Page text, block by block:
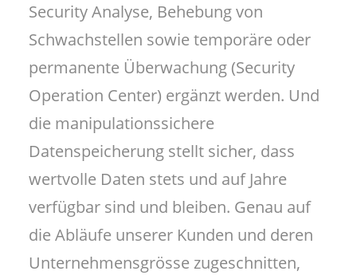
Security Analyse, Behebung von
Schwachstellen sowie temporäre oder
permanente Überwachung (Security
Operation Center) ergänzt werden. Und
die manipulationssichere
Datenspeicherung stellt sicher, dass
wertvolle Daten stets und auf Jahre
verfügbar sind und bleiben. Genau auf
die Abläufe unserer Kunden und deren
Unternehmensgrösse zugeschnitten,